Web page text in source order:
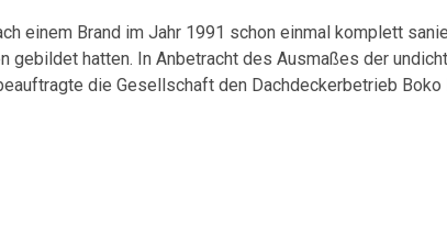
einem Brand im Jahr 1991 schon einmal komplett
hatten. In Anbetracht des Ausmaßes der
die Gesellschaft den Dachdeckerbetrieb Boko